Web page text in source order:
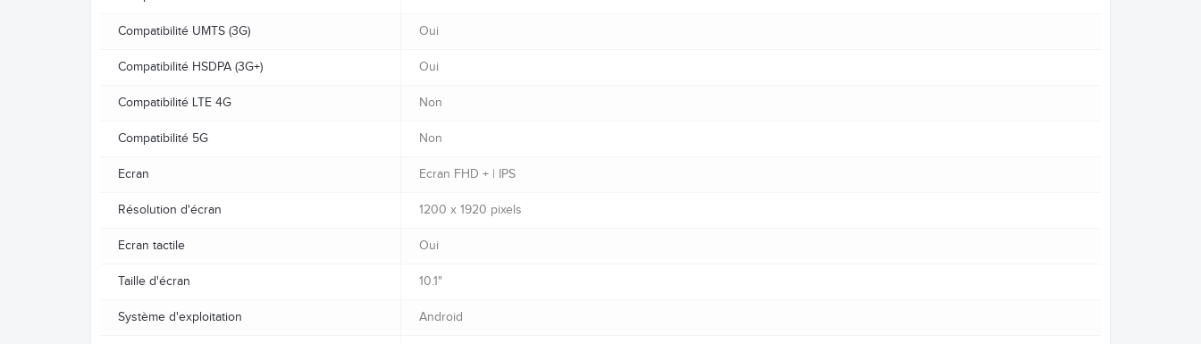
Compatibilité UMTS (3G) Oui
Compatibilité HSDPA (3G+) Oui
Compatibilité LTE 4G Non
Compatibilité 5G Non
Ecran Ecran FHD + | IPS
Résolution d'écran 1200 x 1920 pixels
Ecran tactile Oui
Taille d'écran 10.1"
Système d'exploitation Android